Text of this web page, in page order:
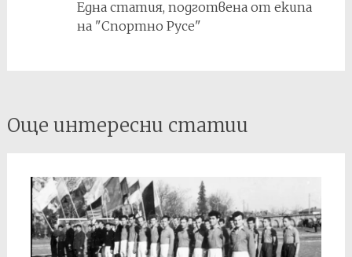
Една статия, подготвена от екипа
на "Спортно Русе"
Post
navigation
Още интересни статии